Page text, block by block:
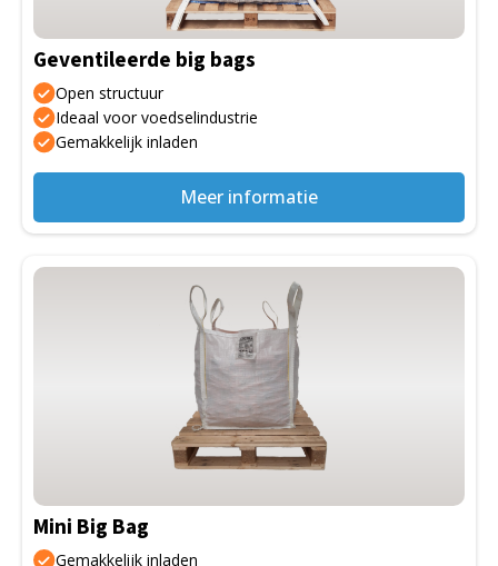
Geventileerde big bags
Open structuur
Ideaal voor voedselindustrie
Gemakkelijk inladen
Meer informatie
gekozen
worden
op
de
productpagina
Mini Big Bag
Gemakkelijk inladen
Dit
gekozen
worden
op